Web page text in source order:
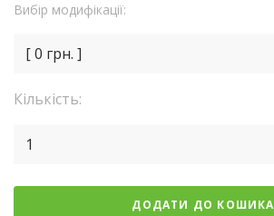
Вибір модифікації:
[ 0 грн. ]
Кількість:
1
ДОДАТИ ДО КОШИКА